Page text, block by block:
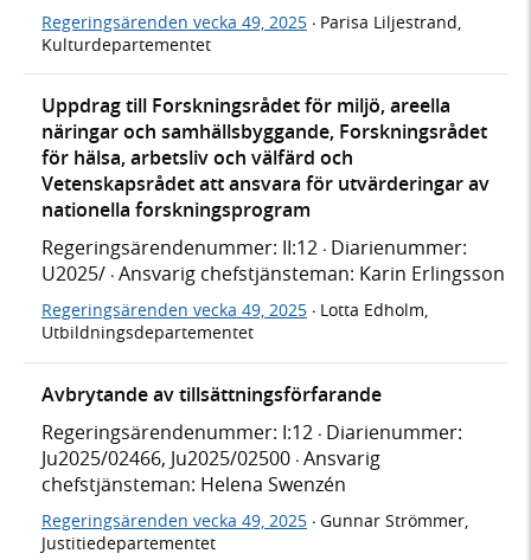
Regeringsärenden vecka 49, 2025 · Parisa Liljestrand,
Kulturdepartementet
Uppdrag till Forskningsrådet för miljö, areella
näringar och samhällsbyggande, Forskningsrådet
för hälsa, arbetsliv och välfärd och
Vetenskapsrådet att ansvara för utvärderingar av
nationella forskningsprogram
Regeringsärendenummer: II:12 · Diarienummer:
U2025/ · Ansvarig chefstjänsteman: Karin Erlingsson
Regeringsärenden vecka 49, 2025 · Lotta Edholm,
Utbildningsdepartementet
Avbrytande av tillsättningsförfarande
Regeringsärendenummer: I:12 · Diarienummer:
Ju2025/02466, Ju2025/02500 · Ansvarig
chefstjänsteman: Helena Swenzén
Regeringsärenden vecka 49, 2025 · Gunnar Strömmer,
Justitiedepartementet